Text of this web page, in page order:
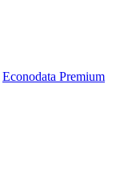
Econodata Premium